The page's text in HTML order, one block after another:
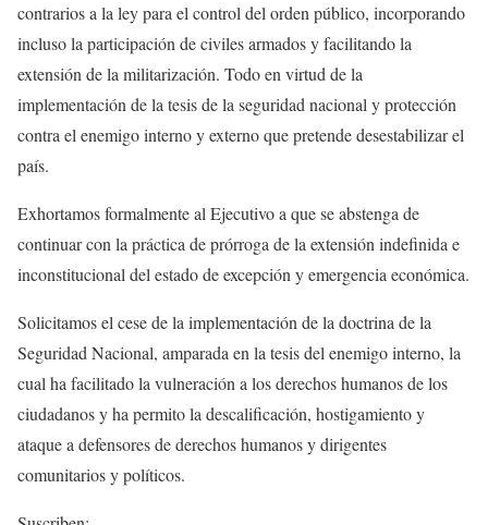
contrarios a la ley para el control del orden público, incorporando
incluso la participación de civiles armados y facilitando la
extensión de la militarización. Todo en virtud de la
implementación de la tesis de la seguridad nacional y protección
contra el enemigo interno y externo que pretende desestabilizar el
país.
Exhortamos formalmente al Ejecutivo a que se abstenga de
continuar con la práctica de prórroga de la extensión indefinida e
inconstitucional del estado de excepción y emergencia económica.
Solicitamos el cese de la implementación de la doctrina de la
Seguridad Nacional, amparada en la tesis del enemigo interno, la
cual ha facilitado la vulneración a los derechos humanos de los
ciudadanos y ha permito la descalificación, hostigamiento y
ataque a defensores de derechos humanos y dirigentes
comunitarios y políticos.